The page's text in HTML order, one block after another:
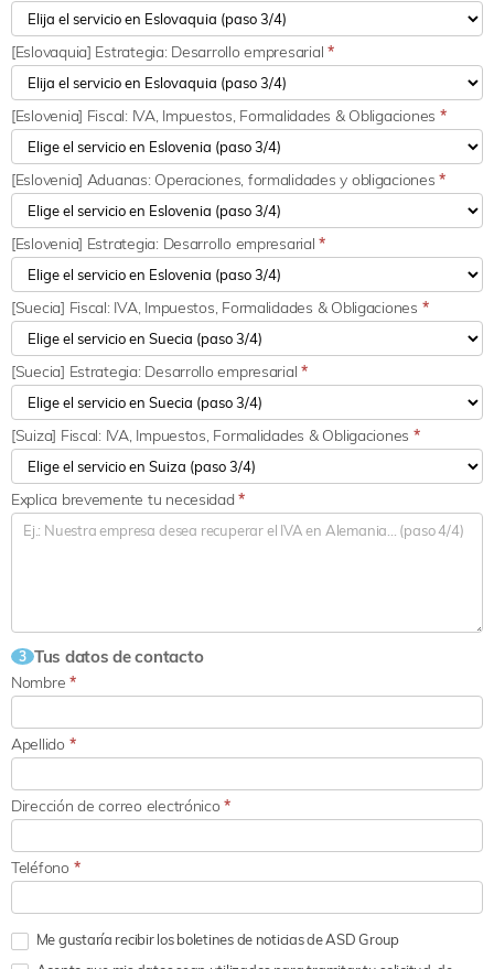
[Eslovaquia] Estrategia: Desarrollo empresarial*
[Eslovenia] Fiscal: IVA, Impuestos, Formalidades & Obligaciones *
[Eslovenia] Aduanas: Operaciones, formalidades y obligaciones*
[Eslovenia] Estrategia: Desarrollo empresarial*
[Suecia] Fiscal: IVA, Impuestos, Formalidades & Obligaciones *
[Suecia] Estrategia: Desarrollo empresarial*
[Suiza] Fiscal: IVA, Impuestos, Formalidades & Obligaciones *
Explica brevemente tu necesidad*
3 Tus datos de contacto
Nombre*
Apellido *
Dirección de correo electrónico*
Teléfono *
Me gustaría recibir los boletines de noticias de ASD Group